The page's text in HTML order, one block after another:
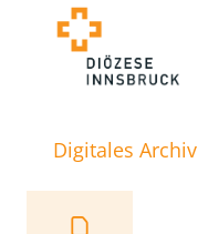
Digitales Archiv